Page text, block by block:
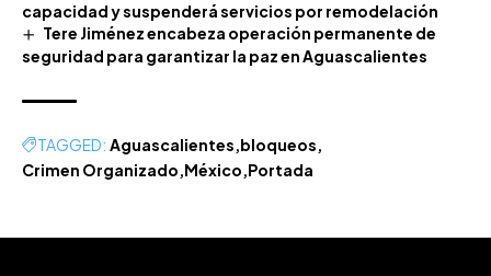
capacidad y suspenderá servicios por remodelación
Tere Jiménez encabeza operación permanente de
seguridad para garantizar la paz en Aguascalientes
TAGGED: Aguascalientes bloqueos
Crimen Organizado México Portada